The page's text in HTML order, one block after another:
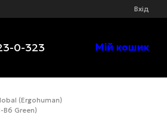
Вхід
0-323 Мій кошик
(Ergohuman)
B6 Green)